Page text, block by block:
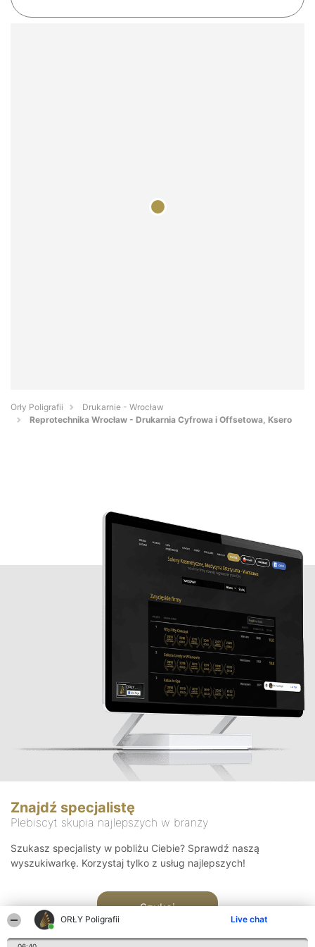
ORŁY Poligrafii Live chat
Orły Poligrafii
Drukarnie - Wrocław
Reprotechnika Wrocław - Drukarnia Cyfrowa i Offsetowa, Ksero
Znajdź specjalistę
Plebiscyt skupia najlepszych w branży
Szukasz specjalisty w pobliżu Ciebie? Sprawdź naszą
wyszukiwarkę. Korzystaj tylko z usług najlepszych!
Szukaj